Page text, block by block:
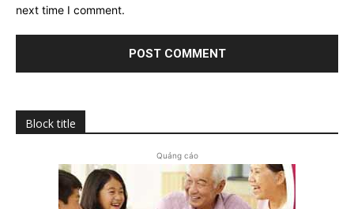
next time I comment.
Block title
Quảng cáo